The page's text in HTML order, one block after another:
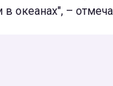
океанах", –